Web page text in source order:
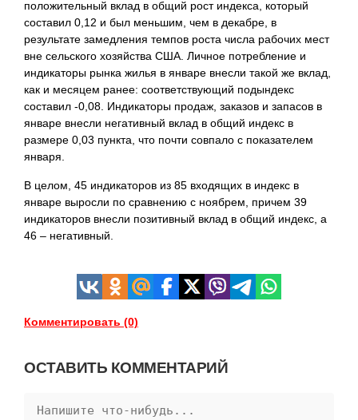
положительный вклад в общий рост индекса, который
составил 0,12 и был меньшим, чем в декабре, в
результате замедления темпов роста числа рабочих мест
вне сельского хозяйства США. Личное потребление и
индикаторы рынка жилья в январе внесли такой же вклад,
как и месяцем ранее: соответствующий подындекс
составил -0,08. Индикаторы продаж, заказов и запасов в
январе внесли негативный вклад в общий индекс в
размере 0,03 пункта, что почти совпало с показателем
января.
В целом, 45 индикаторов из 85 входящих в индекс в
январе выросли по сравнению с ноябрем, причем 39
индикаторов внесли позитивный вклад в общий индекс, а
46 – негативный.
Комментировать (0)
ОСТАВИТЬ КОММЕНТАРИЙ